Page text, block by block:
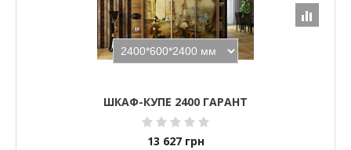
ШКАФ-КУПЕ 2400 ГАРАНТ
13 627 грн